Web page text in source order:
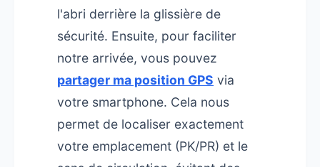
l'abri derrière la glissière de
sécurité. Ensuite, pour faciliter
notre arrivée, vous pouvez
partager ma position GPS via
votre smartphone. Cela nous
permet de localiser exactement
votre emplacement (PK/PR) et le